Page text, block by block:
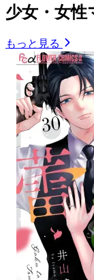
少女・女
もっと見る